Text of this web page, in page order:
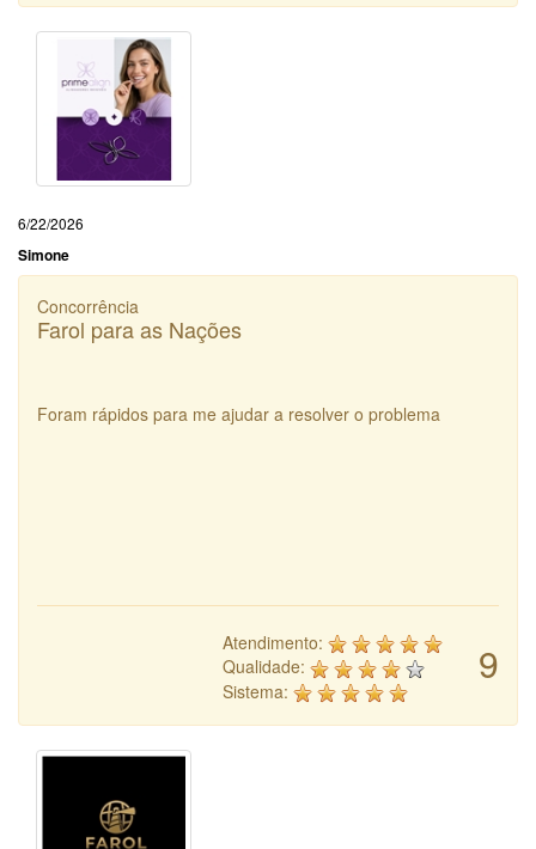
6/22/2026
Simone
Concorrência
Farol para as Nações
Foram rápidos para me ajudar a resolver o problema
9
Atendimento:
Qualidade:
Sistema: